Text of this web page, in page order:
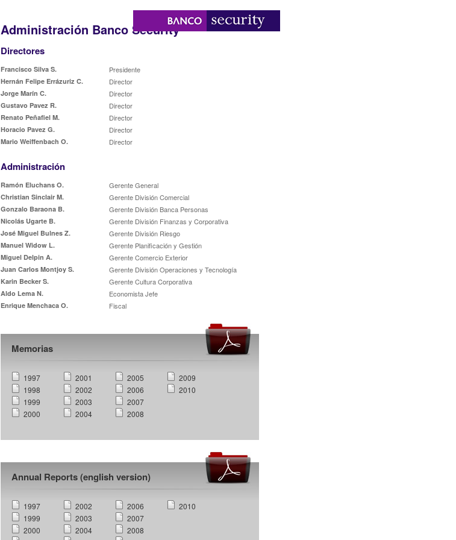
Administración Banco Security
Directores
Francisco Silva S. Presidente
Hernán Felipe Errázuriz C. Director
Jorge Marín C. Director
Gustavo Pavez R. Director
Renato Peñafiel M. Director
Horacio Pavez G. Director
Mario Weiffenbach O. Director
Administración
Ramón Eluchans O. Gerente General
Christian Sinclair M. Gerente División Comercial
Gonzalo Baraona B. Gerente División Banca Personas
Nicolás Ugarte B. Gerente División Finanzas y Corporativa
José Miguel Bulnes Z. Gerente División Riesgo
Manuel Widow L. Gerente Planificación y Gestión
Miguel Delpin A. Gerente Comercio Exterior
Juan Carlos Montjoy S. Gerente División Operaciones y Tecnología
Karin Becker S. Gerente Cultura Corporativa
Aldo Lema N. Economista Jefe
Enrique Menchaca O. Fiscal
Memorias
1997
1998
1999
2000
2001
2002
2003
2004
2005
2006
2007
2008
2009
2010
Annual Reports (english version)
1997
1999
2000
2002
2003
2004
2006
2007
2008
2010